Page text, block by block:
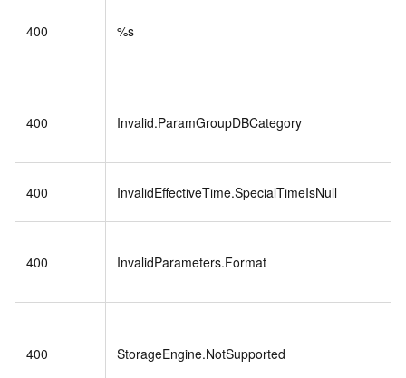
400 %s
400 Invalid.ParamGroupDBCategory
400 InvalidEffectiveTime.SpecialTimeIsNull
400 InvalidParameters.Format
400 StorageEngine.NotSupported